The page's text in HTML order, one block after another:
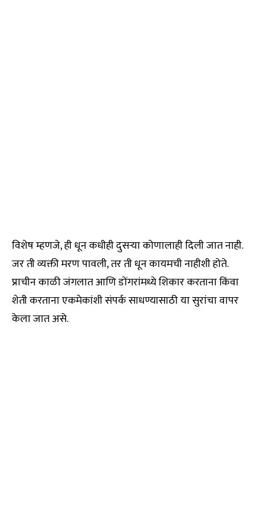
विशेष म्हणजे, ही धून कधीही दुसऱ्या कोणालाही दिली जात नाही.
जर ती व्यक्ती मरण पावली, तर ती धून कायमची नाहीशी होते.
प्राचीन काळी जंगलात आणि डोंगरांमध्ये शिकार करताना किंवा
शेती करताना एकमेकांशी संपर्क साधण्यासाठी या सुरांचा वापर
केला जात असे.